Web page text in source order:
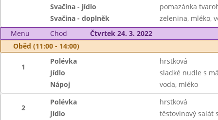
Svačina - jídlo
pomazánka
Svačina - doplněk
zelenina, mléko,
Menu
Chod
Čtvrtek 24. 3. 2022
Oběd (11:00 - 14:00)
1
Polévka
hrstková
Jídlo
sladké nudle s
Nápoj
voda, mléko
2
Polévka
hrstková
Jídlo
těstovinový salát